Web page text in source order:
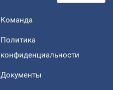
Команда
Политика
конфиденциальности
Документы